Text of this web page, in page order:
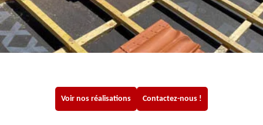
Voir nos réalisations Contactez-nous !